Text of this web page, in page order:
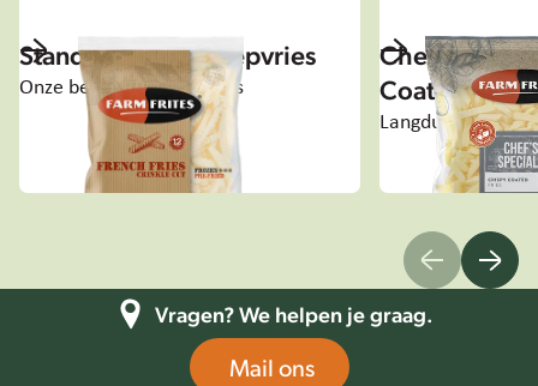
Standaard friet - diepvries
Onze bewezen bestsellers
Chef's
Coated
Langdurige
Vragen? We helpen je graag.
Mail ons